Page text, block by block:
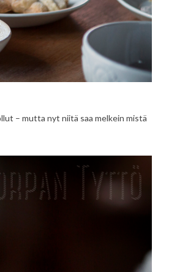
– mutta nyt niitä saa melkein mistä